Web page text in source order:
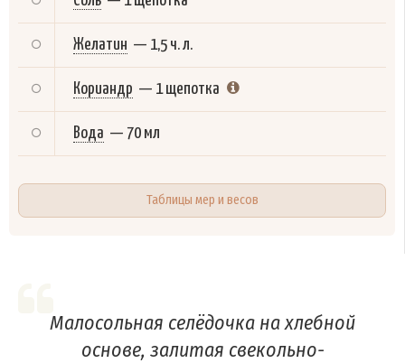
Желатин — 1,5 ч. л.
Кориандр — 1 щепотка
Вода — 70 мл
Таблицы мер и весов
Малосольная селёдочка на хлебной
основе, залитая свекольно-